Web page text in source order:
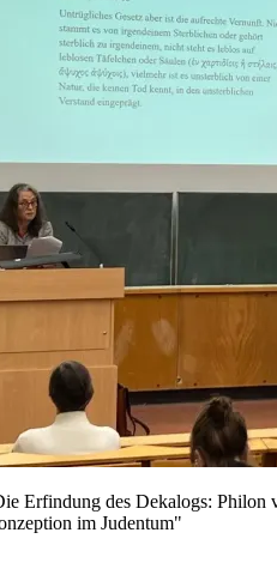
Erfindung des Dekalogs: Philon
im Judentum"